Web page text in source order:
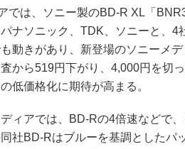
は、ソニー製のBD-R XL「
ナソニック、TDK、ソニーと、4
動きがあり、新登場のソニーメ
から519円下がり、4,000円を切
低価格化に期待が高まる。
ィアでは、BD-Rの4倍速などで
社BD-Rはブルーを基調としたパ